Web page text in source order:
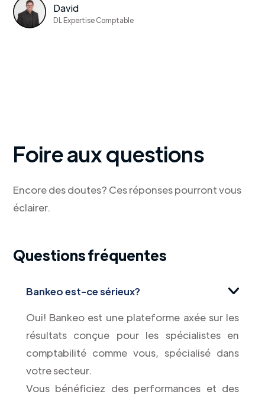
David
DL Expertise Comptable
Foire aux questions
Encore des doutes? Ces réponses pourront vous
éclairer.
Questions fréquentes
Bankeo est-ce sérieux?
Oui! Bankeo est une plateforme axée sur les
résultats conçue pour les spécialistes en
comptabilité comme vous, spécialisé dans
votre secteur.
Vous bénéficiez des performances et des